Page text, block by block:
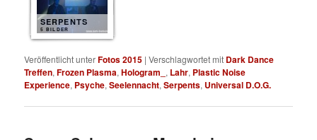
SERPENTS
5 BILDER
Veröffentlicht unterFotos 2015 |Verschlagwortet mit Dark Dance
Treffen,Frozen Plasma,Hologram_ , Lahr, Plastic Noise
Experience, Psyche,Seelennacht,Serpents, Universal D.O.G.